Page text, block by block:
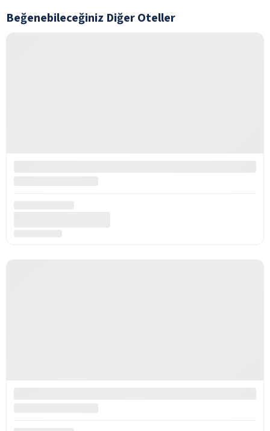
Beğenebileceğiniz Diğer Oteller